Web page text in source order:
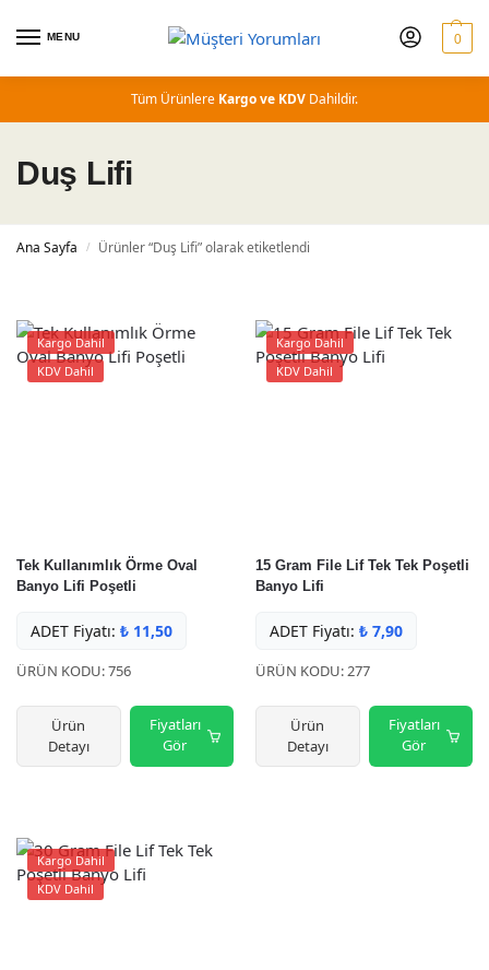
MENU 0
Tüm Ürünlere Kargo ve KDV Dahildir.
Duş Lifi
Ana Sayfa / Ürünler “Duş Lifi” olarak etiketlendi
Kargo Dahil
KDV Dahil
Tek Kullanımlık Örme Oval
Banyo Lifi Poşetli
ADET Fiyatı: ₺ 11,50
ÜRÜN KODU: 756
Ürün
Detayı
Fiyatları
Gör
Kargo Dahil
KDV Dahil
15 Gram File Lif Tek Tek Poşetli
Banyo Lifi
ADET Fiyatı: ₺ 7,90
ÜRÜN KODU: 277
Ürün
Detayı
Fiyatları
Gör
Kargo Dahil
KDV Dahil